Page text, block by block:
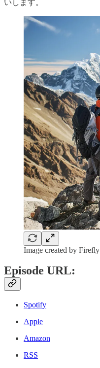
いします。
Image created by Firefly
Episode URL:
Spotify
Apple
Amazon
RSS